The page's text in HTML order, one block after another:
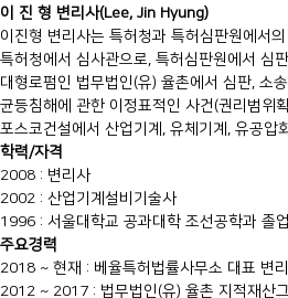
이 진 형 변리사(Lee, Jin Hyung)
이진형 변리사는 특허청과 특허심판원에서
특허청에서 심사관으로, 특허심판원에서 심
대형로펌인 법무법인(유) 율촌에서 심판, 소
균등침해에 관한 이정표적인 사건(권리범
포스코건설에서 산업기계, 유체기계, 유공압
학력/자격
2008 : 변리사
2002 : 산업기계설비기술사
1996 : 서울대학교 공과대학 조선공학과 졸업
주요경력
2018 ~ 현재 : 베율특허법률사무소 대표 변
2012 ~ 2017 : 법무법인(유) 율촌 지적재산